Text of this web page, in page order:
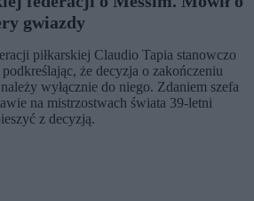
gwiazdy
piłkarskiej Claudio Tapia stanowczo
że decyzja o zakończeniu
wyłącznie do niego. Zdaniem szefa
na mistrzostwach świata 39-letni
z decyzją.